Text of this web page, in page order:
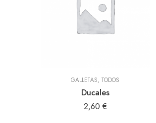
GALLETAS, TODOS
Ducales
2,60 €